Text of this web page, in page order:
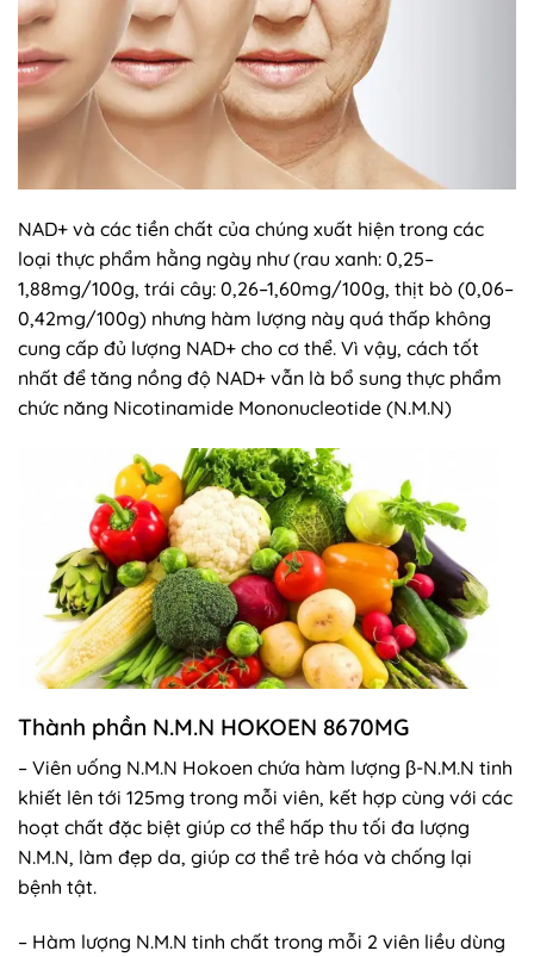
NAD+ và các tiền chất của chúng xuất hiện trong các
loại thực phẩm hằng ngày như (rau xanh: 0,25–
1,88mg/100g, trái cây: 0,26–1,60mg/100g, thịt bò (0,06–
0,42mg/100g) nhưng hàm lượng này quá thấp không
cung cấp đủ lượng NAD+ cho cơ thể. Vì vậy, cách tốt
nhất để tăng nồng độ NAD+ vẫn là bổ sung thực phẩm
chức năng Nicotinamide Mononucleotide (N.M.N)
Thành phần N.M.N HOKOEN 8670MG
– Viên uống N.M.N Hokoen chứa hàm lượng β-N.M.N tinh
khiết lên tới 125mg trong mỗi viên, kết hợp cùng với các
hoạt chất đặc biệt giúp cơ thể hấp thu tối đa lượng
N.M.N, làm đẹp da, giúp cơ thể trẻ hóa và chống lại
bệnh tật.
– Hàm lượng N.M.N tinh chất trong mỗi 2 viên liều dùng